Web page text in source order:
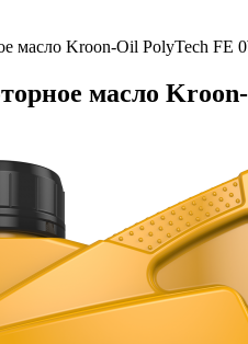
масло Kroon-Oil PolyTech FE
масло